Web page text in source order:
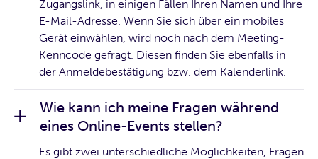
Zugangslink, in einigen Fällen Ihren Namen und Ihre
E-Mail-Adresse. Wenn Sie sich über ein mobiles
Gerät einwählen, wird noch nach dem Meeting-
Kenncode gefragt. Diesen finden Sie ebenfalls in
der Anmeldebestätigung bzw. dem Kalenderlink.
Wie kann ich meine Fragen während
eines Online-Events stellen?
Es gibt zwei unterschiedliche Möglichkeiten, Fragen